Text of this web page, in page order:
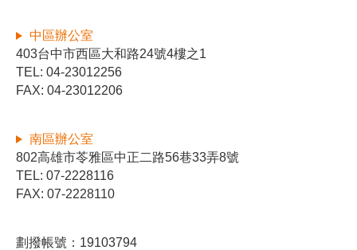
中區辦公室
403台中市西區大和路24號4樓之1
TEL: 04-23012256
FAX: 04-23012206
南區辦公室
802高雄市苓雅區中正二路56巷33弄8號
TEL: 07-2228116
FAX: 07-2228110
劃撥帳號：19103794